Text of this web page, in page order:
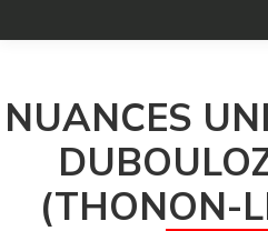
NUANCES
(THONON-